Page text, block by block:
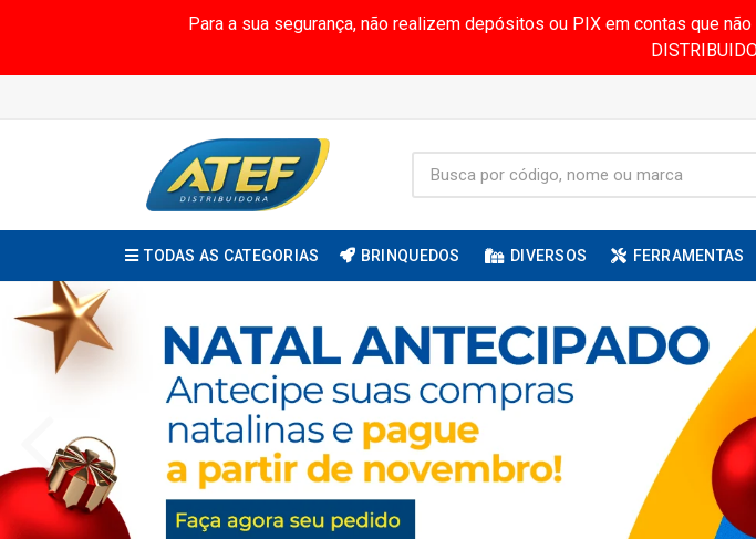
Para a sua segurança, não realizem depósitos ou PIX em contas que
TODAS AS CATEGORIAS BRINQUEDOS DIVERSOS FERRAMENTAS